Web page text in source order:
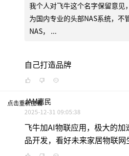
我个人对飞牛这个名字保留意见
为国内专业的头部NAS系统，不
NAS， ...
自己打造品牌
点击重新加载
JAM嘉民
2025-12-31 09:05:38
飞牛加AI物联应用，极大的
品开发，看好未来家居物联